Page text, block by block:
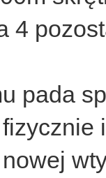
4
pada